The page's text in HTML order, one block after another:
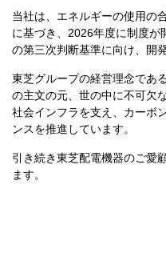
当社は、エネルギーの使用の
に基づき、 2026年度に制度が
の第三次判断基準に向け、開
東芝グループの経営理念であ
の主文の元、世の中に不可欠
社会インフラを支え、カーボ
ンスを推進しています。
引き続き東芝配電機器のご愛
ます。